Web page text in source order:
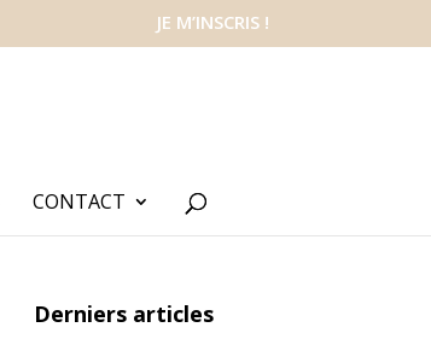
JE M’INSCRIS !
CONTACT
Derniers articles